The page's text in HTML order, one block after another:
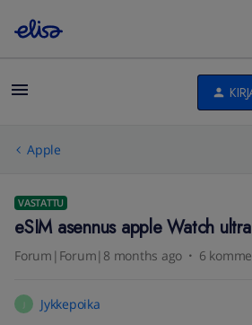
Apple
VASTATTU
eSIM asennus apple Watch
Forum|Forum|8 months ago 6
Jykkepoika